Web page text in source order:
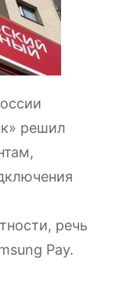
решил
речь
Pay.